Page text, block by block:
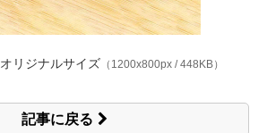
オリジナルサイズ （1200x800px / 448KB）
記事に戻る